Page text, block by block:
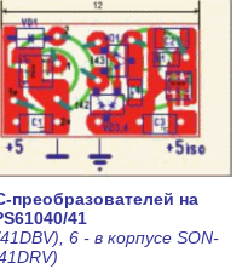
преобразователей на
41
6 - в корпусе SON-